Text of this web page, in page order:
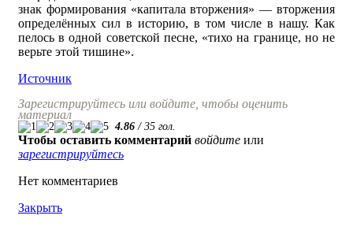
знак формирования «капитала вторжения» — вторжения
определённых сил в историю, в том числе в нашу. Как
пелось в одной советской песне, «тихо на границе, но не
верьте этой тишине».
Источник
Зарегистрируйтесь или войдите, чтобы оценить
материал
4.86 / 35 гол.
Чтобы оставить комментарий войдите или
зарегистрируйтесь
Нет комментариев
Закрыть